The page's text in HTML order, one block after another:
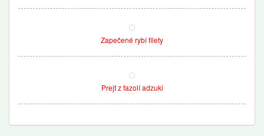
Zapečené rybí filety
Prejt z fazolí adzuki